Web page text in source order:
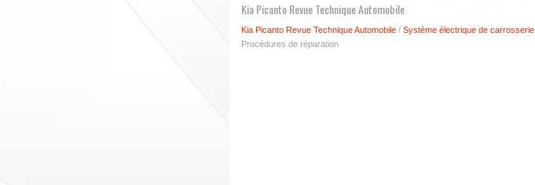
Kia Picanto Revue Technique Automobile
Kia Picanto Revue Technique Automobile / Système électrique de carrosserie
Procédures de réparation